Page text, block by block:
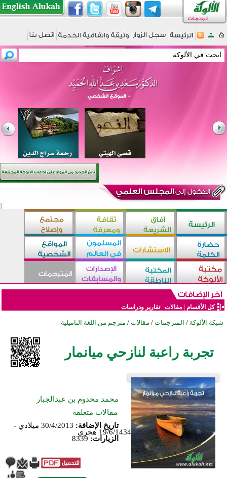
كل الأقسام |مقالات تقارير ودراسات
شبكة الألوكة / المترجمات / مقالات / مترجم من اللغة التاميلية
تجربة راعبة لنازحي ميانمار
محمد مخدوم بن عبدالجبار
مقالات متعلقة
تاريخ الإضافة:
30/4/2013 ميلادي -
19/6/1434 هجري
الزيارات: 8339